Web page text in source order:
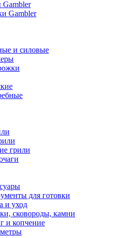
Gambler
Gambler
и силовые
грили
для готовки
и уход
сковороды, камни
и копчение